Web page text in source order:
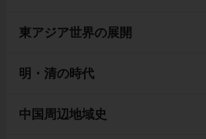
東アジア世界の展開
明・清の時代
中国周辺地域史